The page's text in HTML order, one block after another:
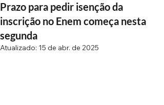
Prazo para pedir isenção da
inscrição no Enem começa nesta
segunda
Atualizado: 15 de abr. de 2025